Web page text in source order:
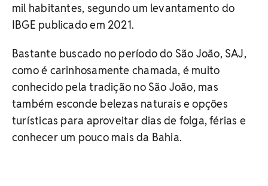
mil habitantes, segundo um levantamento do
IBGE publicado em 2021.
Bastante buscado no período do São João, SAJ,
como é carinhosamente chamada, é muito
conhecido pela tradição no São João, mas
também esconde belezas naturais e opções
turísticas para aproveitar dias de folga, férias e
conhecer um pouco mais da Bahia.